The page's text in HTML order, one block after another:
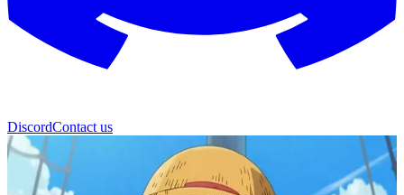
DiscordContact us